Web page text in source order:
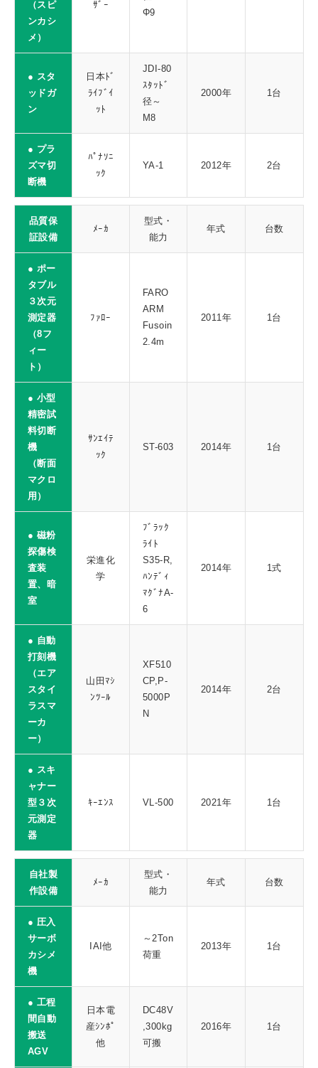
（スピ
ンカシ
メ）
ｻﾞｰ
Φ9
● スタ
ッドガ
ン
日本ﾄﾞ
ﾗｲﾌﾞｲ
ｯﾄ
JDI-80
ｽﾀｯﾄﾞ
径～
M8
2000年 1台
● プラ
ズマ切
断機
ﾊﾟﾅｿﾆ
ｯｸ
YA-1 2012年 2台
品質保
証設備
ﾒｰｶ
型式・
能力
年式 台数
● ポー
タブル
３次元
測定器
（8フ
ィー
ト）
ﾌｧﾛｰ
FARO
ARM
Fusoin
2.4m
2011年 1台
● 小型
精密試
料切断
機
（断面
マクロ
用）
ｻﾝｴｲﾃ
ｯｸ
ST-603 2014年 1台
● 磁粉
探傷検
査装
置、暗
室
栄進化
学
ﾌﾞﾗｯｸ
ﾗｲﾄ
S35-R,
ﾊﾝﾃﾞｨ
ﾏｸﾞﾅA-
6
2014年 1式
● 自動
打刻機
（エア
スタイ
ラスマ
ーカ
ー）
山田ﾏｼ
ﾝﾂｰﾙ
XF510
CP,P-
5000P
N
2014年 2台
● スキ
ャナー
型３次
元測定
器
ｷｰｴﾝｽ VL-500 2021年 1台
自社製
作設備
ﾒｰｶ
型式・
能力
年式 台数
● 圧入
サーボ
カシメ
機
IAI他
～2Ton
荷重
2013年 1台
● 工程
間自動
搬送
AGV
日本電
産ｼﾝﾎﾟ
他
DC48V
,300kg
可搬
2016年 1台